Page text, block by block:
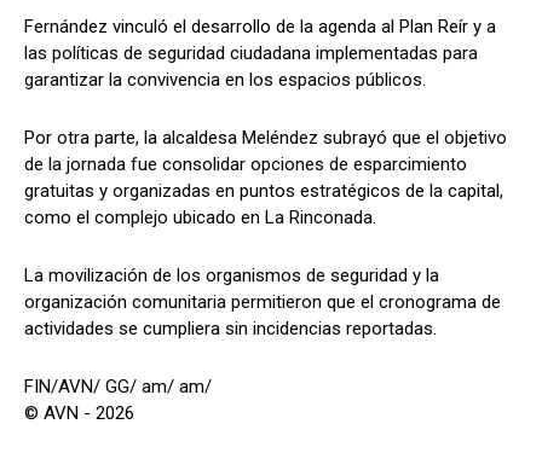
Fernández vinculó el desarrollo de la agenda al Plan Reír y a
las políticas de seguridad ciudadana implementadas para
garantizar la convivencia en los espacios públicos.
Por otra parte, la alcaldesa Meléndez subrayó que el objetivo
de la jornada fue consolidar opciones de esparcimiento
gratuitas y organizadas en puntos estratégicos de la capital,
como el complejo ubicado en La Rinconada.
La movilización de los organismos de seguridad y la
organización comunitaria permitieron que el cronograma de
actividades se cumpliera sin incidencias reportadas.
FIN/AVN/ GG/ am/ am/
© AVN - 2026